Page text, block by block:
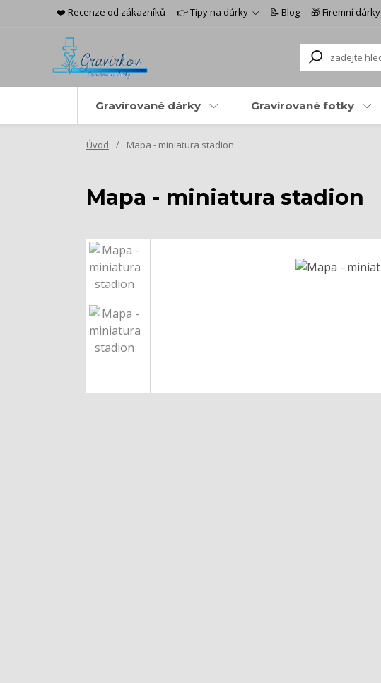
❤️ Recenze od zákazníků 👉 Tipy na dárky 📝 Blog 🎁 Firemní dárky
Gravírované dárky Gravírované fotky
Úvod Mapa - miniatura stadion
Mapa - miniatura stadion